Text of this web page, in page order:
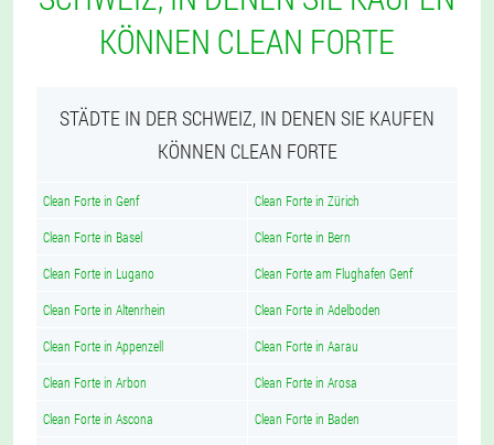
KÖNNEN CLEAN FORTE
STÄDTE IN DER SCHWEIZ, IN DENEN SIE KAUFEN
KÖNNEN CLEAN FORTE
Clean Forte in Genf Clean Forte in Zürich
Clean Forte in Basel Clean Forte in Bern
Clean Forte in Lugano Clean Forte am Flughafen Genf
Clean Forte in Altenrhein Clean Forte in Adelboden
Clean Forte in Appenzell Clean Forte in Aarau
Clean Forte in Arbon Clean Forte in Arosa
Clean Forte in Ascona Clean Forte in Baden